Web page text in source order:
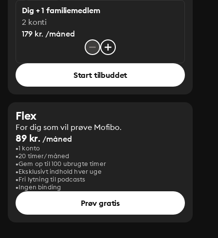
Dig + 1 familiemedlem
2 konti
179 kr. /måned
Start tilbuddet
Flex
For dig som vil prøve Mofibo.
89 kr. /måned
1 konto
20 timer/måned
Gem op til 100 ubrugte timer
Eksklusivt indhold hver uge
Fri lytning til podcasts
Ingen binding
Prøv gratis